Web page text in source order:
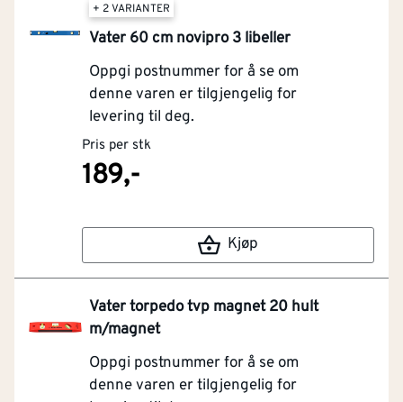
+ 2 VARIANTER
Vater 60 cm novipro 3 libeller
Oppgi postnummer for å se om
denne varen er tilgjengelig for
levering til deg.
Pris per stk
189,-
Kjøp
Vater torpedo tvp magnet 20 hult
m/magnet
Oppgi postnummer for å se om
denne varen er tilgjengelig for